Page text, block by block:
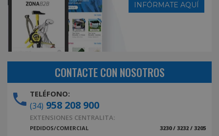
INFÓRMATE AQUÍ
CONTACTE CON NOSOTROS
TELÉFONO:
(34) 958 208 900
EXTENSIONES CENTRALITA:
PEDIDOS/COMERCIAL
3230 / 3232 / 3205